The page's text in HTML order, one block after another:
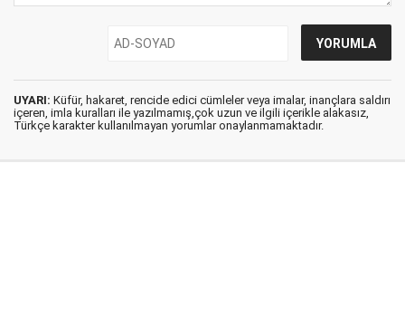
UYARI: Küfür, hakaret, rencide edici cümleler veya imalar, inançlara saldırı
içeren, imla kuralları ile yazılmamış,çok uzun ve ilgili içerikle alakasız,
Türkçe karakter kullanılmayan yorumlar onaylanmamaktadır.